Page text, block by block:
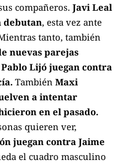
compañeros. Javi Leal
debutan, esta vez ante
tanto, también
nuevas parejas
Lijó juegan contra
También Maxi
a intentar
en el pasado.
quieren ver,
juegan contra Jaime
el cuadro masculino